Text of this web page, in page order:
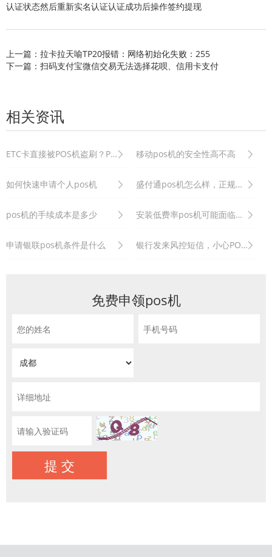
认证状态然后重新实名认证认证成功后操作签约提现
上一篇：拉卡拉天喻TP20报错：网络初始化失败：255
下一篇：扫码支付宝微信交易无法选择花呗、信用卡支付
相关资讯
ETC卡直接被POS机盗刷？POS机安全性存疑？ 移动pos机的安全性高不高
如何快速申请个人pos机 盛付通pos机怎么样，正规吗？
pos机的手续成本是多少 安装低费率pos机可能面临哪些风险
申请银联pos机条件是什么 银行发来风控短信，小心POS机到账卡被冻结
免费申领pos机